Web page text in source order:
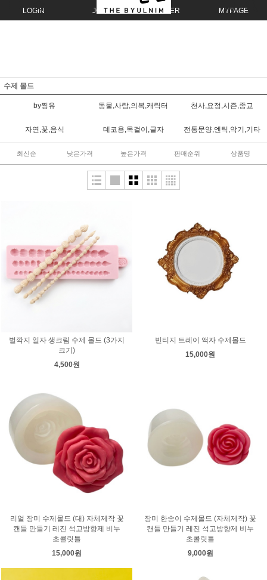
LOGIN JOIN ORDER MYPAGE
수제 몰드
by찡유 동물,사람,의복,캐릭터 천사,요정,시즌,종교
자연,꽃,음식 데코용,목걸이,글자 전통문양,엔틱,악기,기타
최신순 낮은가격 높은가격 판매순위 상품명
별깍지 일자 생크림 수제 몰드 (3가지
크기)
4,500원
빈티지 트레이 액자 수제몰드
15,000원
리얼 장미 수제몰드 (대) 자체제작 꽃
캔들 만들기 레진 석고방향제 비누
초콜릿틀
15,000원
장미 한송이 수제몰드 (자체제작) 꽃
캔들 만들기 레진 석고방향제 비누
초콜릿틀
9,000원